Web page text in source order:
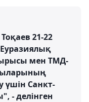
21-22
мен ТМД-
үшін Санкт-
- делінген